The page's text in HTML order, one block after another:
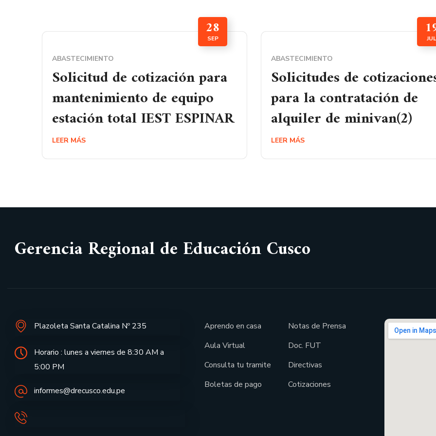
28
SEP
ABASTECIMIENTO
Solicitud de cotización para
mantenimiento de equipo
estación total IEST ESPINAR
LEER MÁS
JUL
ABASTECIMIENTO
Solicitudes de
para la contratación de
alquiler de minivan(2)
LEER MÁS
Gerencia Regional de Educación Cusco
Plazoleta Santa Catalina Nº 235
Horario : lunes a viernes de 8:30 AM a
5:00 PM
informes@drecusco.edu.pe
Aprendo en casa
Aula Virtual
Consulta tu tramite
Boletas de pago
Notas de Prensa
Doc. FUT
Directivas
Cotizaciones